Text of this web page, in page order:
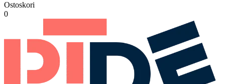
Ostoskori
0